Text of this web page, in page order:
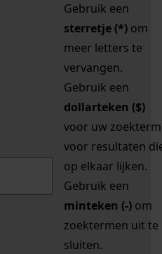
Gebruik een
sterretje (*) om
meer letters te
vervangen.
Gebruik een
dollarteken ($)
voor uw zoekterm
voor resultaten
op elkaar lijken.
Gebruik een
minteken (-) om
zoektermen uit te
sluiten.